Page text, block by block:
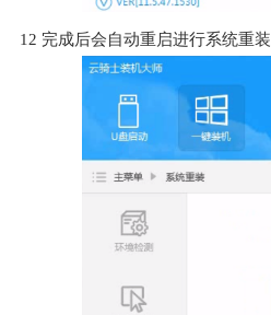
12 完成后会自动重启进行系统重装